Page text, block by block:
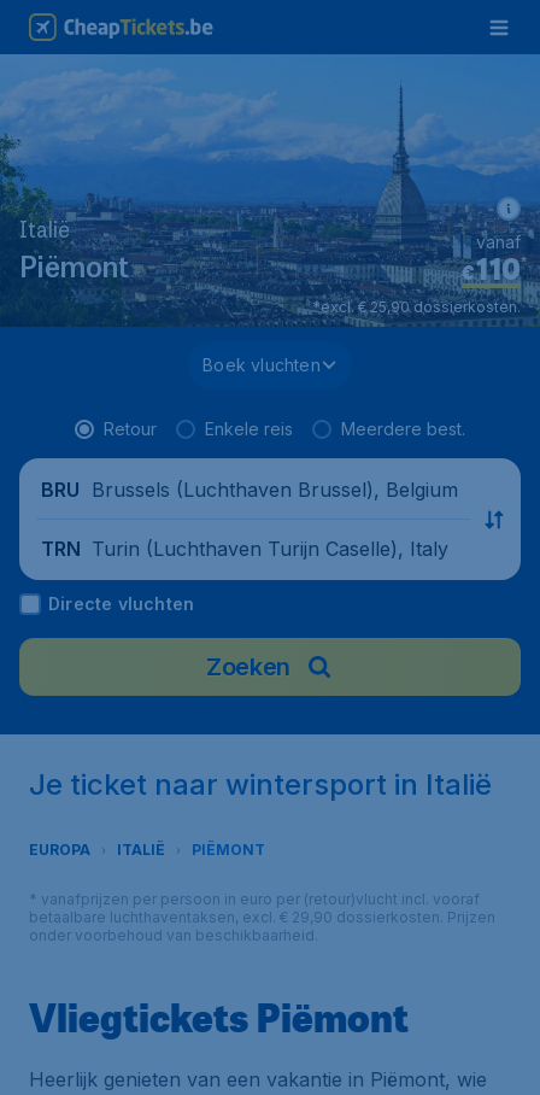
Italië
Piëmont €110*
vanaf
*excl. € 25,90 dossierkosten.
Boek vluchten
Retour Enkele reis Meerdere best.
BRU Brussels (Luchthaven Brussel), Belgium
TRN Turin (Luchthaven Turijn Caselle), Italy
Directe vluchten
Zoeken
Je ticket naar wintersport in Italië
EUROPA ITALIË PIËMONT
* vanafprijzen per persoon in euro per (retour)vlucht incl. vooraf
betaalbare luchthaventaksen, excl. € 29,90 dossierkosten. Prijzen
onder voorbehoud van beschikbaarheid.
Vliegtickets Piëmont
Heerlijk genieten van een vakantie in Piëmont, wie